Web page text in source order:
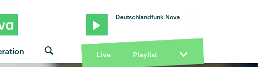
Deutschlandfunk Nova
Live Playlist